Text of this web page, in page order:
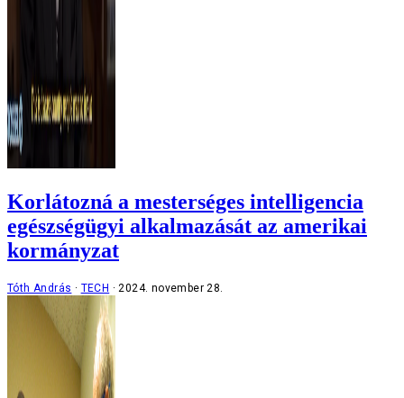
Korlátozná a mesterséges intelligencia
egészségügyi alkalmazását az amerikai
kormányzat
Tóth András TECH 2024. november 28.